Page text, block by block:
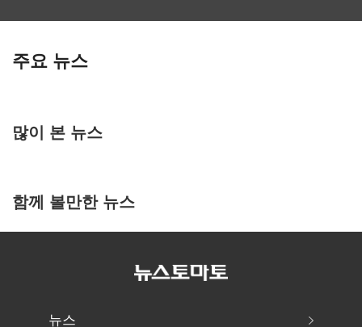
주요 뉴스
많이 본 뉴스
함께 볼만한 뉴스
뉴스